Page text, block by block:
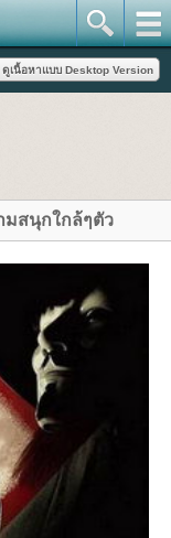
มสนุกใกล้ๆตัว